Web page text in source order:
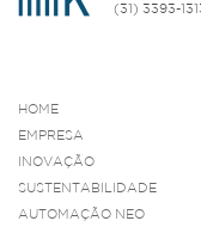
(31) 3393-
HOME
EMPRESA
INOVAÇÃO
SUSTENTABILIDADE
AUTOMAÇÃO NEO